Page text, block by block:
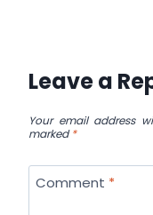
Leave a
Your email address
marked*
Comment *